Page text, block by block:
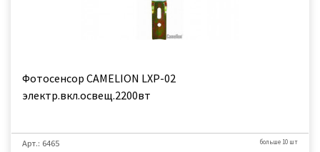
Фотосенсор CAMELION LXР-02
электр.вкл.освещ.2200вт
Арт.: 6465 больше 10 шт